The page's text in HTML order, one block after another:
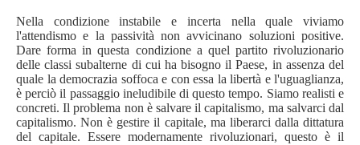
Nella condizione instabile e incerta nella quale viviamo
l'attendismo e la passività non avvicinano soluzioni positive.
Dare forma in questa condizione a quel partito rivoluzionario
delle classi subalterne di cui ha bisogno il Paese, in assenza del
quale la democrazia soffoca e con essa la libertà e l'uguaglianza,
è perciò il passaggio ineludibile di questo tempo. Siamo realisti e
concreti. Il problema non è salvare il capitalismo, ma salvarci dal
capitalismo. Non è gestire il capitale, ma liberarci dalla dittatura
del capitale. Essere modernamente rivoluzionari, questo è il